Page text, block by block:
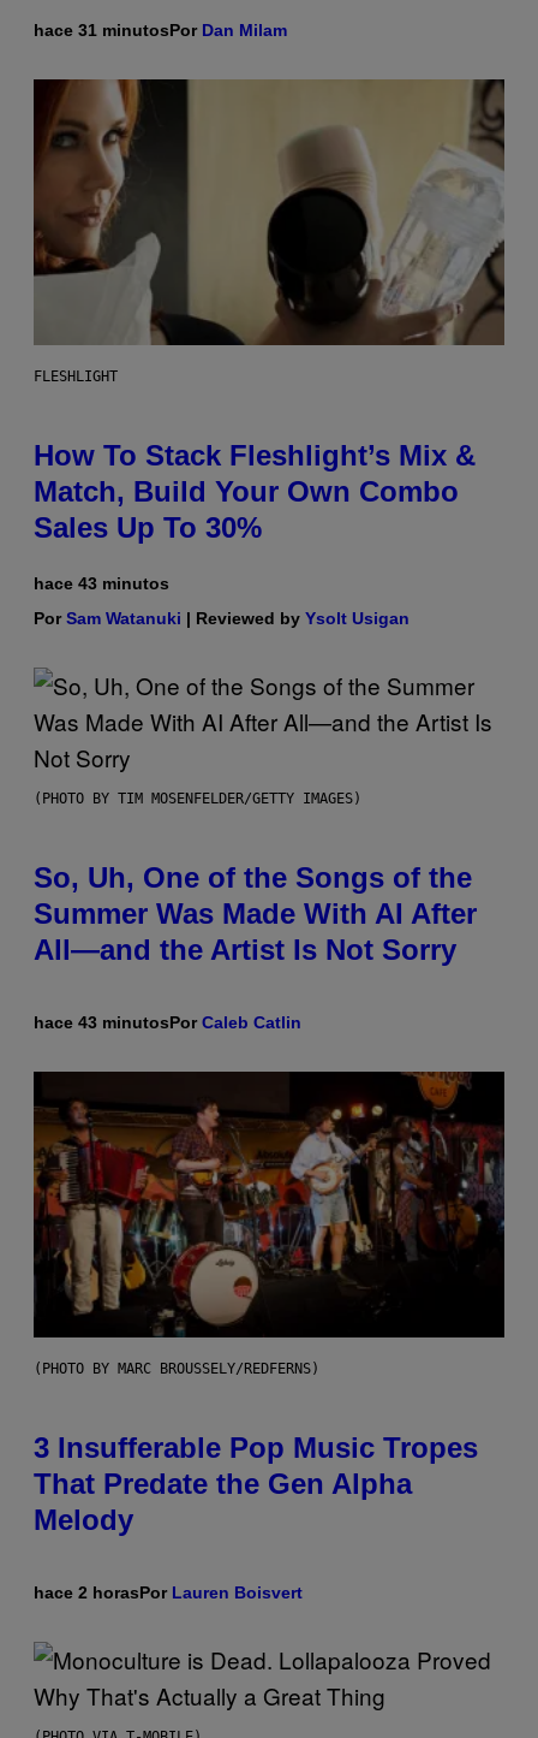
hace 31 minutosPor Dan Milam
FLESHLIGHT
How To Stack Fleshlight’s Mix &
Match, Build Your Own Combo
Sales Up To 30%
hace 43 minutos
PorSam Watanuki | Reviewed by Ysolt Usigan
(PHOTO BY TIM MOSENFELDER/GETTY IMAGES)
So, Uh, One of the Songs of the
Summer Was Made With AI After
All—and the Artist Is Not Sorry
hace 43 minutosPorCaleb Catlin
(PHOTO BY MARC BROUSSELY/REDFERNS)
3 Insufferable Pop Music Tropes
That Predate the Gen Alpha
Melody
hace 2 horasPor Lauren Boisvert